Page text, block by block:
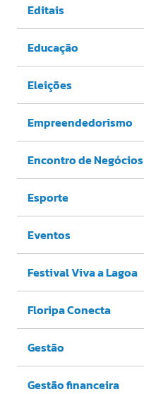
Editais
Educação
Eleições
Empreendedorismo
Encontro de Negócios
Esporte
Eventos
Festival Viva a Lagoa
Floripa Conecta
Gestão
Gestão financeira